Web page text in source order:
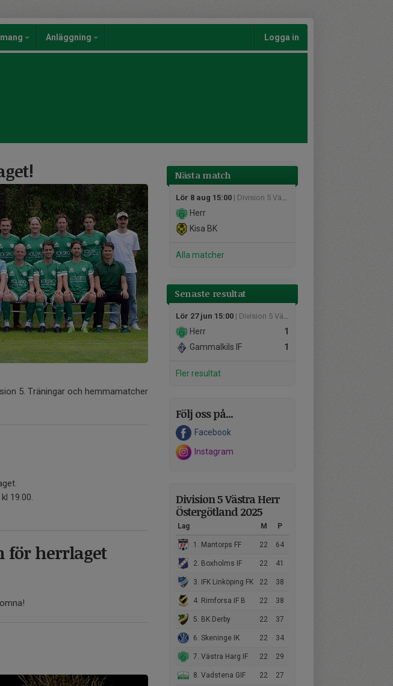
Anläggning Logga in
Nästa match
Lör 8 aug 15:00 | Division 5 Västra Herr Östergötland
Herr
Kisa BK
Alla matcher
Senaste resultat
Lör 27 jun 15:00 | Division 5 Västra Herr Östergötland
1
Herr
1
Gammalkils IF
Fler resultat
Följ oss på...
Facebook
Instagram
Division 5 Västra Herr
Östergötland 2025
Lag M P
1. Mantorps FF 22 64
2. Boxholms IF 22 41
3. IFK Linköping FK 22 38
4. Rimforsa IF B 22 38
5. BK Derby 22 37
6. Skeninge IK 22 34
7. Västra Harg IF 22 29
8. Vadstena GIF 22 27
5. Träningar och hemmamatcher
19.00.
för herrlaget